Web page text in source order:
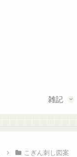
雑記
こぎん刺し図案